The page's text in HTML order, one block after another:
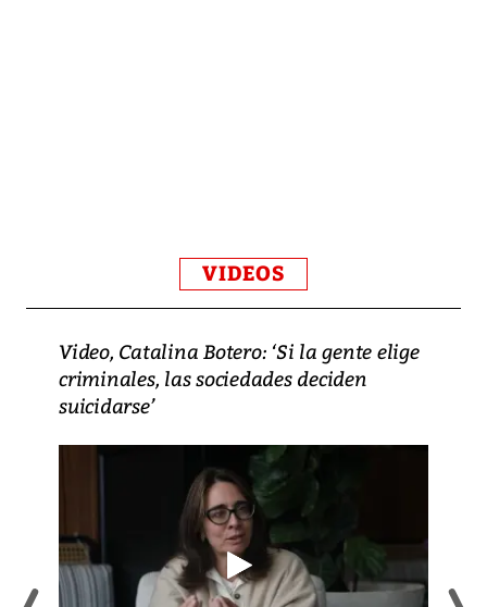
VIDEOS
Video, Catalina Botero: ‘Si la gente elige
criminales, las sociedades deciden
suicidarse’